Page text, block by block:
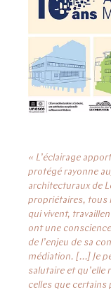
« L’éclairage
protégé rayonne
architecturaux de
propriétaires, tous
qui vivent,
ont une
de l’enjeu de sa
médiation. […] Je
salutaire et
celles que